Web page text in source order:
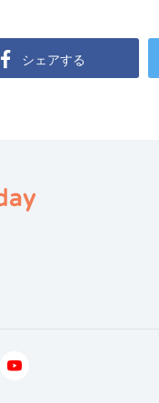
シェアする